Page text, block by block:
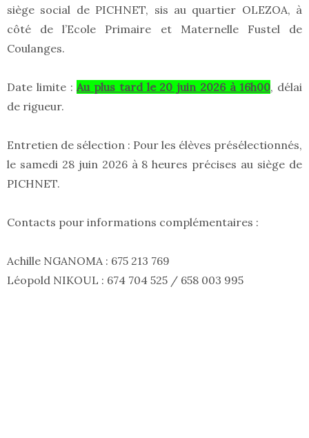
siège social de PICHNET, sis au quartier OLEZOA, à
côté de l’Ecole Primaire et Maternelle Fustel de
Coulanges.
Date limite :Au plus tard le 20 juin 2026 à 16h00, délai
de rigueur.
Entretien de sélection : Pour les élèves présélectionnés,
le samedi 28 juin 2026 à 8 heures précises au siège de
PICHNET.
Contacts pour informations complémentaires :
Achille NGANOMA : 675 213 769
Léopold NIKOUL : 674 704 525 / 658 003 995